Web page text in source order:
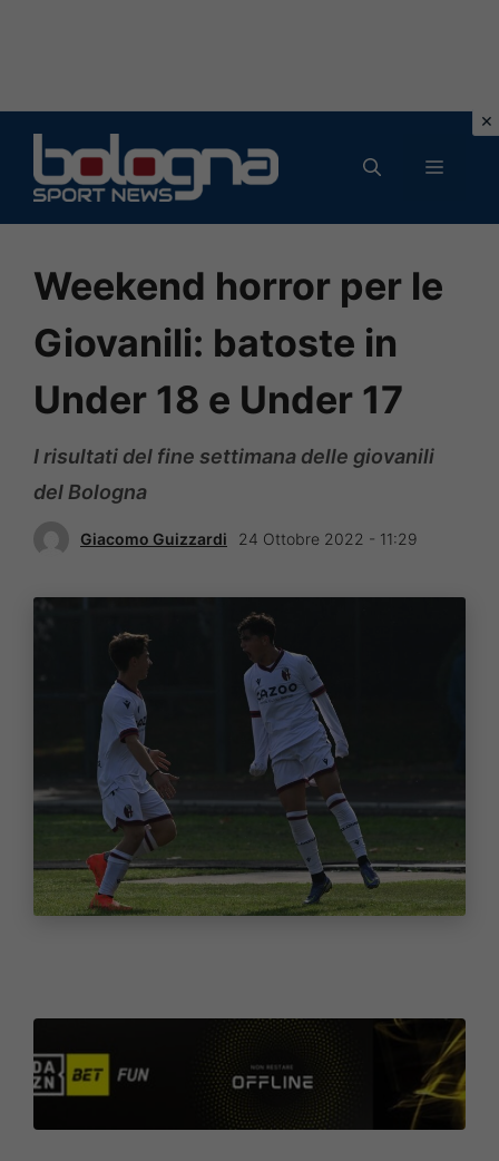
contenuto
MENU
Weekend horror per le
Giovanili: batoste in
Under 18 e Under 17
I risultati del fine settimana delle giovanili
del Bologna
Giacomo Guizzardi 24 Ottobre 2022 - 11:29